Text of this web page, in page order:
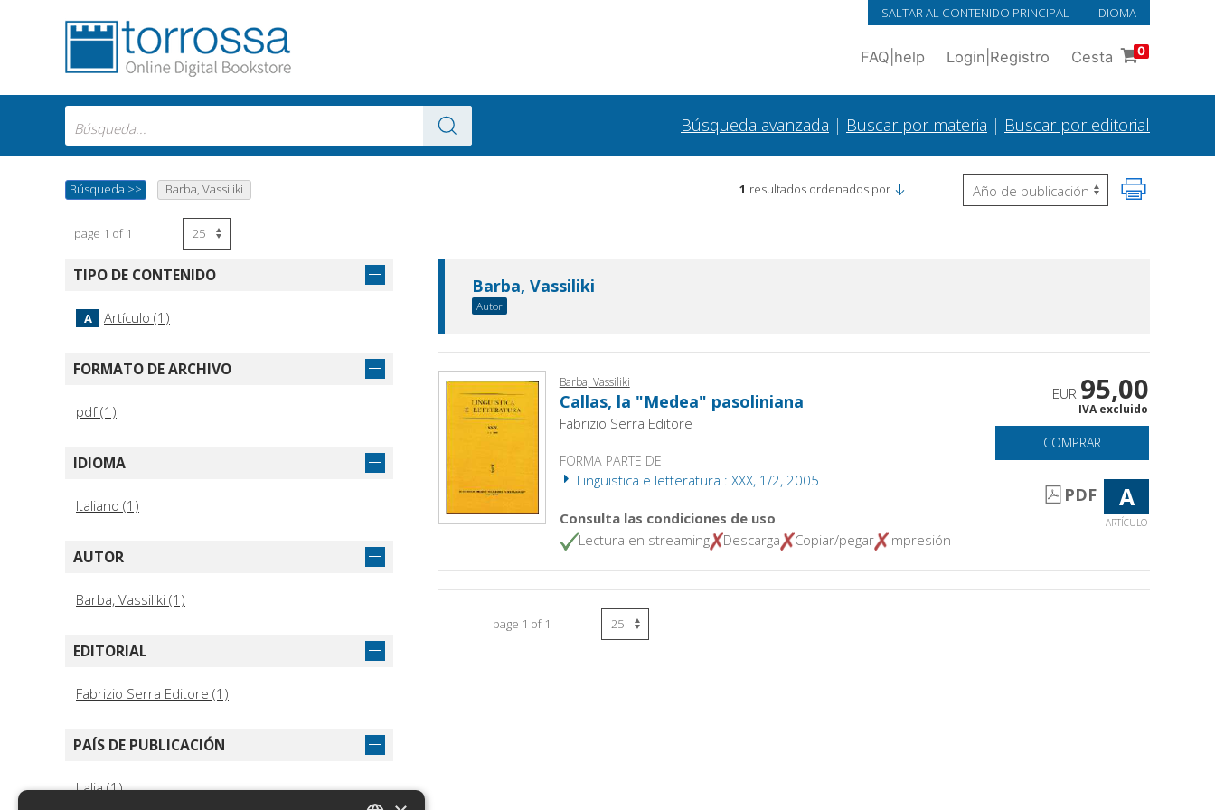
SALTAR AL CONTENIDO PRINCIPAL IDIOMA
FAQ help Login Registro Cesta 0
Búsqueda avanzada | Buscar por materia | Buscar por editorial
Búsqueda >> Barba, Vassiliki 1 resultados ordenados por
page 1 of 1
TIPO DE CONTENIDO
A Artículo (1)
FORMATO DE ARCHIVO
pdf (1)
IDIOMA
Italiano (1)
AUTOR
Barba, Vassiliki (1)
EDITORIAL
Fabrizio Serra Editore (1)
PAÍS DE PUBLICACIÓN
Italia (1)
Barba, Vassiliki
Autor
Barba, Vassiliki
Callas, la "Medea" pasoliniana
Fabrizio Serra Editore
FORMA PARTE DE
Linguistica e letteratura : XXX, 1/2, 2005
Consulta las condiciones de uso
Lectura en streaming
Descarga Copiar/pegar Impresión
EUR 95,00
IVA excluido
COMPRAR
PDF A
ARTÍCULO
page 1 of 1